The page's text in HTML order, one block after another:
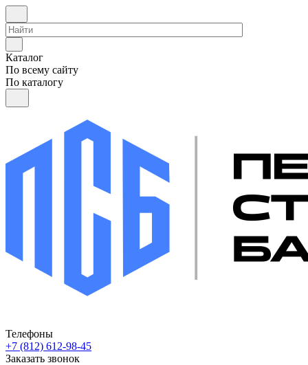
Каталог
По всему сайту
По каталогу
Телефоны
+7 (812) 612-98-45
Заказать звонок